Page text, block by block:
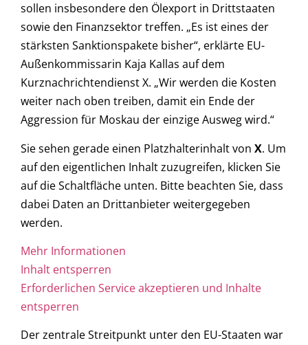
sollen insbesondere den Ölexport in Drittstaaten
sowie den Finanzsektor treffen. „Es ist eines der
stärksten Sanktionspakete bisher“, erklärte EU-
Außenkommissarin Kaja Kallas auf dem
Kurznachrichtendienst X. „Wir werden die Kosten
weiter nach oben treiben, damit ein Ende der
Aggression für Moskau der einzige Ausweg wird.“
Sie sehen gerade einen Platzhalterinhalt von X. Um
auf den eigentlichen Inhalt zuzugreifen, klicken Sie
auf die Schaltfläche unten. Bitte beachten Sie, dass
dabei Daten an Drittanbieter weitergegeben
werden.
Mehr Informationen
Inhalt entsperren
Erforderlichen Service akzeptieren und Inhalte
entsperren
Der zentrale Streitpunkt unter den EU-Staaten war